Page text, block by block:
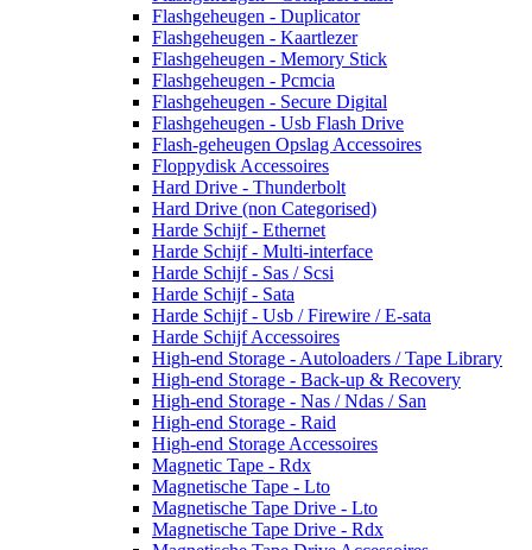
Flashgeheugen - Duplicator
Flashgeheugen - Kaartlezer
Flashgeheugen - Memory Stick
Flashgeheugen - Pcmcia
Flashgeheugen - Secure Digital
Flashgeheugen - Usb Flash Drive
Flash-geheugen Opslag Accessoires
Floppydisk Accessoires
Hard Drive - Thunderbolt
Hard Drive (non Categorised)
Harde Schijf - Ethernet
Harde Schijf - Multi-interface
Harde Schijf - Sas / Scsi
Harde Schijf - Sata
Harde Schijf - Usb / Firewire / E-sata
Harde Schijf Accessoires
High-end Storage - Autoloaders / Tape Library
High-end Storage - Back-up & Recovery
High-end Storage - Nas / Ndas / San
High-end Storage - Raid
High-end Storage Accessoires
Magnetic Tape - Rdx
Magnetische Tape - Lto
Magnetische Tape Drive - Lto
Magnetische Tape Drive - Rdx